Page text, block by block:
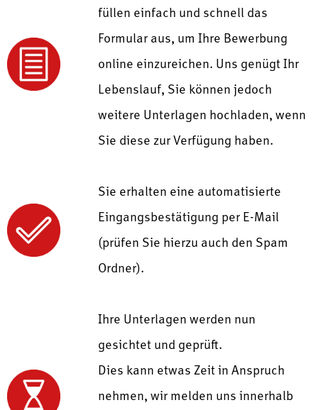
füllen einfach und schnell das
Formular aus, um Ihre Bewerbung
online einzureichen. Uns genügt Ihr
Lebenslauf, Sie können jedoch
weitere Unterlagen hochladen, wenn
Sie diese zur Verfügung haben.
Sie erhalten eine automatisierte
Eingangsbestätigung per E-Mail
(prüfen Sie hierzu auch den Spam
Ordner).
Ihre Unterlagen werden nun
gesichtet und geprüft.
Dies kann etwas Zeit in Anspruch
nehmen, wir melden uns innerhalb